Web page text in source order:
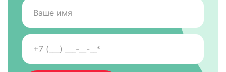
7. На направляющих снять защитную пленку для скотча,
приложить к окну и крепко прижать по всей высоте на 5-
10 сек. для максимально надежного крепления.